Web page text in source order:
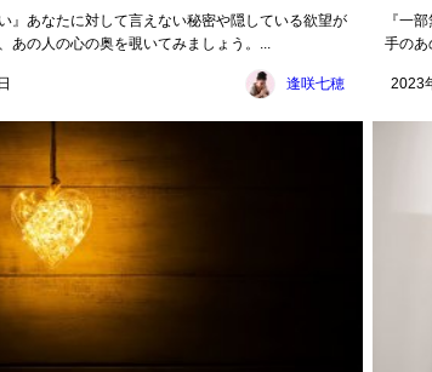
』あなたに対して言えない秘密や隠している欲望が
あの人の心の奥を覗いてみましょう。...
逢咲七穂
『一
手のあ
2023